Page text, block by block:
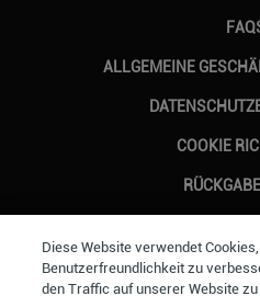
ALLGEMEINE
COOKIE
FOLGEN
Diese Website verwendet
Benutzerfreundlichkeit zu
den Traffic auf unserer Website